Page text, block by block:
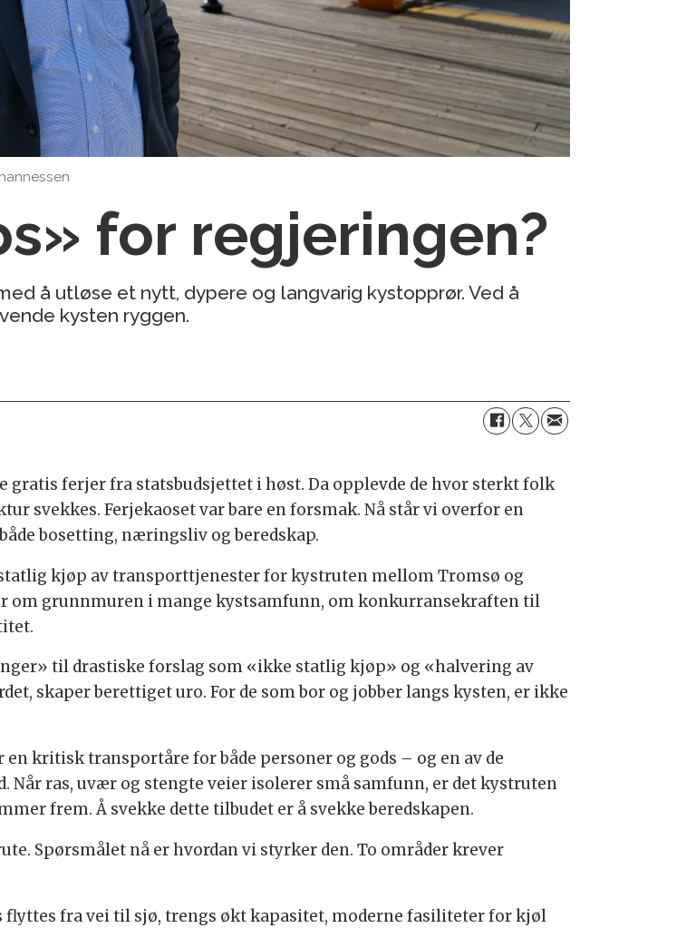
for regjeringen?
å utløse et nytt, dypere og langvarig kystopprør. Ved å
kysten ryggen.
ferjer fra statsbudsjettet i høst. Da opplevde de hvor sterkt folk
svekkes. Ferjekaoset var bare en forsmak. Nå står vi overfor en
bosetting, næringsliv og beredskap.
kjøp av transporttjenester for kystruten mellom Tromsø og
om grunnmuren i mange kystsamfunn, om konkurransekraften til
til drastiske forslag som «ikke statlig kjøp» og «halvering av
skaper berettiget uro. For de som bor og jobber langs kysten, er ikke
kritisk transportåre for både personer og gods – og en av de
ras, uvær og stengte veier isolerer små samfunn, er det kystruten
frem. Å svekke dette tilbudet er å svekke beredskapen.
Spørsmålet nå er hvordan vi styrker den. To områder krever
flyttes fra vei til sjø, trengs økt kapasitet, moderne fasiliteter for kjøl